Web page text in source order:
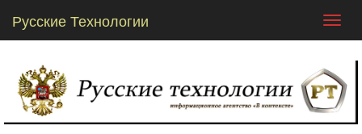
Русские Технологии